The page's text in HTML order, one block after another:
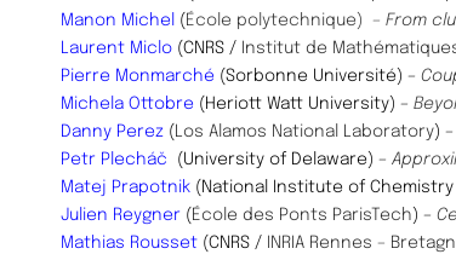
Manon Michel
(École polytechnique) – From
Laurent Miclo (CNRS / Institut de
Pierre Monmarché (Sorbonne Université) –
Michela Ottobre (Heriott Watt University) –
Danny Perez ( Los Alamos National Laboratory) –
Petr Plecháč
(University of Delaware) –
Matej Prapotnik (National Institute of Chemistry
Julien Reygner (École des Ponts ParisTech) –
Mathias Rousset (CNRS / INRIA Rennes –